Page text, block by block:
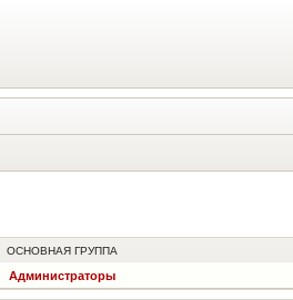
ОСНОВНАЯ ГРУППА
Администраторы